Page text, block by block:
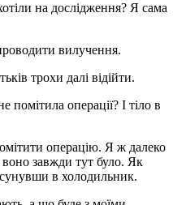
на дослідження? Я сама
вилучення.
трохи далі відійти.
операції? І тіло в
операцію. Я ж далеко
воно завжди тут було. Як
в холодильник.